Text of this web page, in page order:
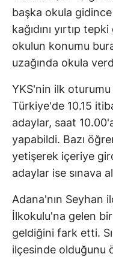
başka okula gidince
kağıdını yırtıp
okulun konumu
uzağında okula
YKS'nin ilk
Türkiye'de 10.15
adaylar, saat
yapabildi. Bazı
yetişerek içeriye
adaylar ise sınava
Adana'nın Seyhan
İlkokulu'na gelen
geldiğini fark etti.
ilçesinde olduğunu